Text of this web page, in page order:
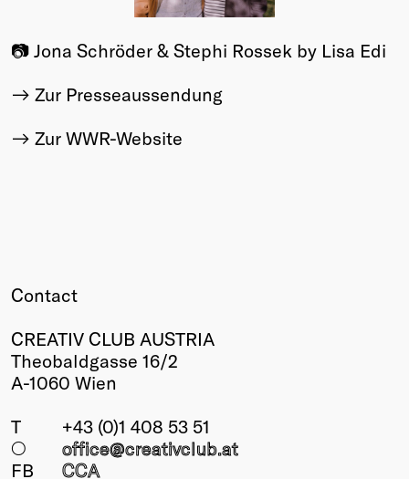
📷 Jona Schröder & Stephi Rossek by Lisa Edi
Zur Presseaussendung
Zur WWR-Website
Contact
CREATIV CLUB AUSTRIA
Theobaldgasse 16/2
A-1060 Wien
T
+43 (0)1 408 53 51
○
office@creativclub.at
FB
CCA